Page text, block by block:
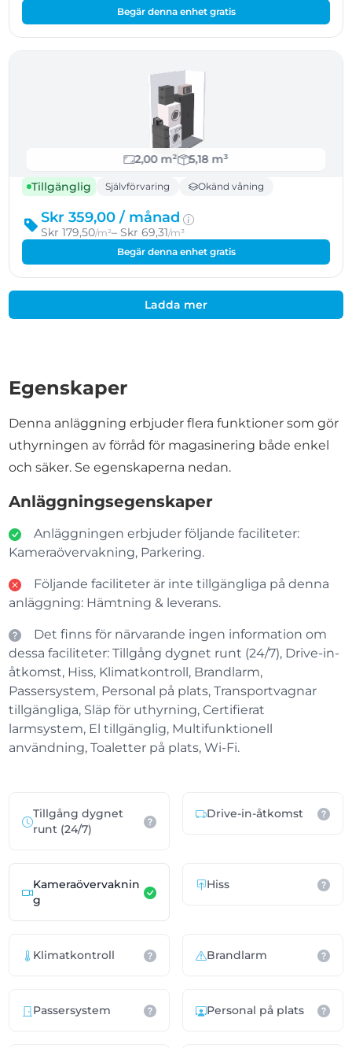
Begär denna enhet gratis
2,00 m²
5,18 m³
Tillgänglig
Självförvaring Okänd våning
Skr 359,00 / månad
Skr 179,50/m²– Skr 69,31/m³
Begär denna enhet gratis
Ladda mer
Egenskaper
Denna anläggning erbjuder flera funktioner som gör
uthyrningen av förråd för magasinering både enkel
och säker. Se egenskaperna nedan.
Anläggningsegenskaper
Anläggningen erbjuder följande faciliteter:
Kameraövervakning, Parkering.
Följande faciliteter är inte tillgängliga på denna
anläggning: Hämtning & leverans.
Det finns för närvarande ingen information om
dessa faciliteter: Tillgång dygnet runt (24/7), Drive-in-
åtkomst, Hiss, Klimatkontroll, Brandlarm,
Passersystem, Personal på plats, Transportvagnar
tillgängliga, Släp för uthyrning, Certifierat
larmsystem, El tillgänglig, Multifunktionell
användning, Toaletter på plats, Wi-Fi.
Tillgång dygnet
runt (24/7)
Drive-in-åtkomst
Kameraövervaknin
g
Hiss
Klimatkontroll Brandlarm
Passersystem Personal på plats